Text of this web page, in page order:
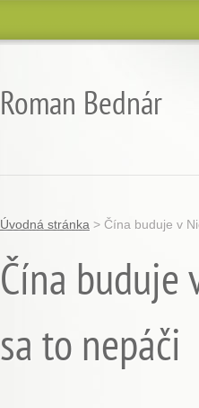
Roman Bednár
Úvodná stránka > Čína buduje v
Čína buduje
sa to nepáči